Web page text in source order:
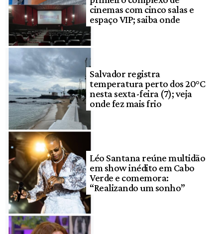
cinemas com cinco salas e
espaço VIP; saiba onde
Salvador registra
temperatura perto dos 20°C
nesta sexta-feira (7); veja
onde fez mais frio
Léo Santana reúne multidão
em show inédito em Cabo
Verde e comemora:
“Realizando um sonho”